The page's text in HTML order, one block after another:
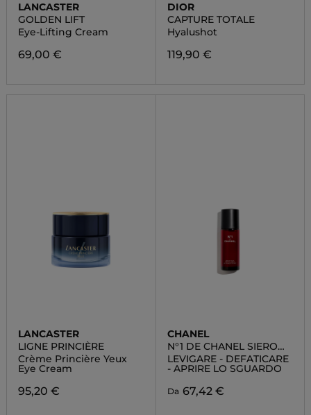
LANCASTER
GOLDEN LIFT
Eye-Lifting Cream
69,00 €
DIOR
CAPTURE TOTALE
Hyalushot
119,90 €
LANCASTER
LIGNE PRINCIÈRE
Crème Princière Yeux
Eye Cream
95,20 €
CHANEL
N°1 DE CHANEL SIERO
OCCHI RIVITALIZZANTE
LEVIGARE - DEFATICARE
- APRIRE LO SGUARDO
Da 67,42 €